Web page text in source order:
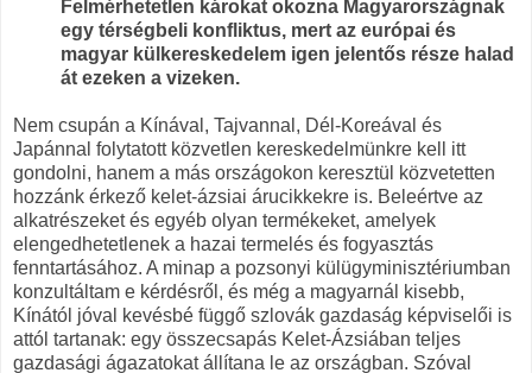
Felmérhetetlen károkat okozna Magyarországnak
egy térségbeli konfliktus, mert az európai és
magyar külkereskedelem igen jelentős része halad
át ezeken a vizeken.
Nem csupán a Kínával, Tajvannal, Dél-Koreával és
Japánnal folytatott közvetlen kereskedelmünkre kell itt
gondolni, hanem a más országokon keresztül közvetetten
hozzánk érkező kelet-ázsiai árucikkekre is. Beleértve az
alkatrészeket és egyéb olyan termékeket, amelyek
elengedhetetlenek a hazai termelés és fogyasztás
fenntartásához. A minap a pozsonyi külügyminisztériumban
konzultáltam e kérdésről, és még a magyarnál kisebb,
Kínától jóval kevésbé függő szlovák gazdaság képviselői is
attól tartanak: egy összecsapás Kelet-Ázsiában teljes
gazdasági ágazatokat állítana le az országban. Szóval